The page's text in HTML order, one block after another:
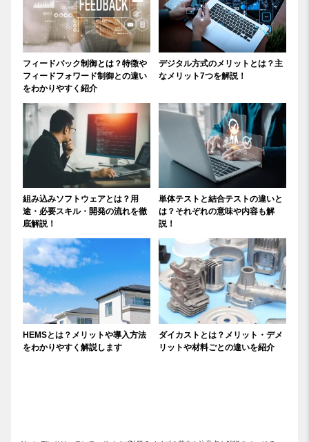
フィードバック制御とは？特徴や
フィードフォワード制御との違い
をわかりやすく紹介
デジタル方式のメリットとは？主
なメリット7つを解説！
組み込みソフトウェアとは？用
途・必要スキル・開発の流れを徹
底解説！
単体テストと結合テストの違いと
は？それぞれの意味や内容も解
説！
HEMSとは？メリットや導入方法
をわかりやすく解説します
ダイカストとは？メリット・デメ
リットや材料ごとの違いを紹介